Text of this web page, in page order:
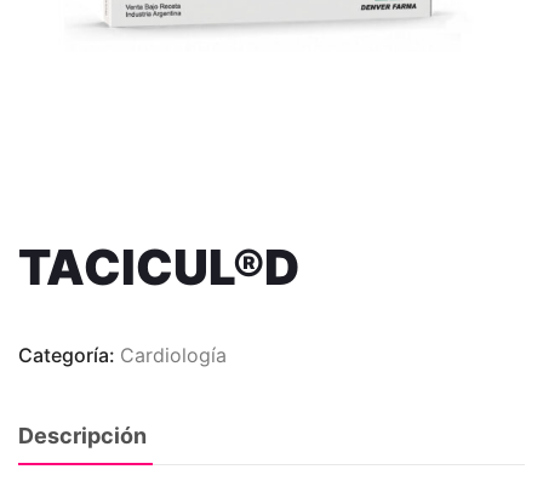
TACICUL®D
Categoría: Cardiología
Descripción